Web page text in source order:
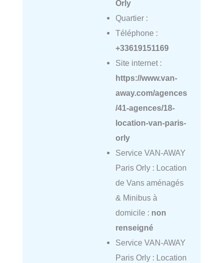
Orly
Quartier :
Téléphone :
+33619151169
Site internet :
https://www.van-
away.com/agences
/41-agences/18-
location-van-paris-
orly
Service VAN-AWAY
Paris Orly : Location
de Vans aménagés
& Minibus à
domicile : non
renseigné
Service VAN-AWAY
Paris Orly : Location